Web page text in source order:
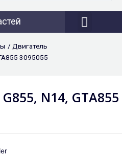
/ Двигатель
3095055
N14, GТА855